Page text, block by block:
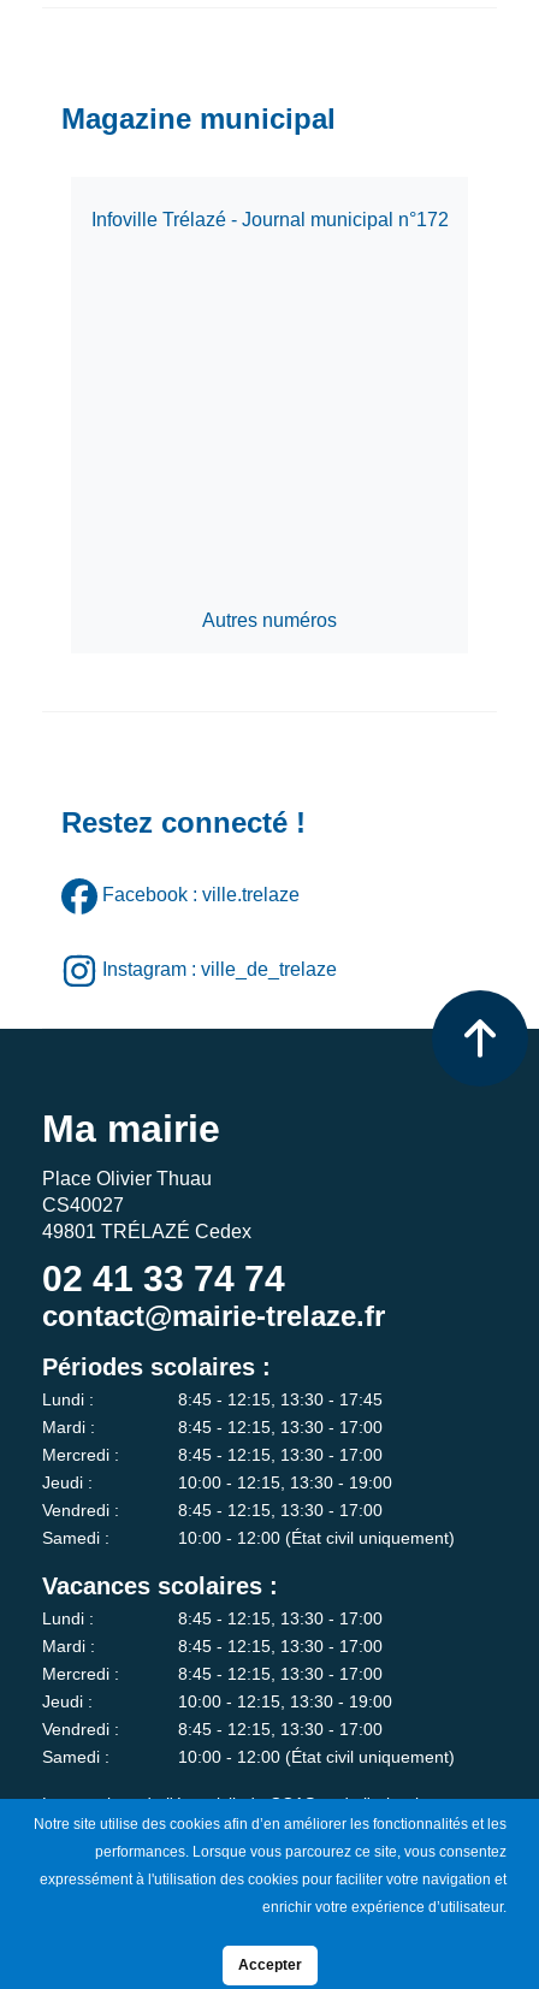
Magazine municipal
Infoville Trélazé - Journal municipal n°172
Autres numéros
Restez connecté !
Facebook : ville.trelaze
Instagram : ville_de_trelaze
Ma mairie
Place Olivier Thuau
CS40027
49801 TRÉLAZÉ Cedex
02 41 33 74 74
contact@mairie-trelaze.fr
Périodes scolaires :
Lundi :
8:45 - 12:15, 13:30 - 17:45
Mardi :
8:45 - 12:15, 13:30 - 17:00
Mercredi :
8:45 - 12:15, 13:30 - 17:00
Jeudi :
10:00 - 12:15, 13:30 - 19:00
Vendredi :
8:45 - 12:15, 13:30 - 17:00
Samedi :
10:00 - 12:00 (État civil uniquement)
Vacances scolaires :
Lundi :
8:45 - 12:15, 13:30 - 17:00
Mardi :
8:45 - 12:15, 13:30 - 17:00
Mercredi :
8:45 - 12:15, 13:30 - 17:00
Jeudi :
10:00 - 12:15, 13:30 - 19:00
Vendredi :
8:45 - 12:15, 13:30 - 17:00
Samedi :
10:00 - 12:00 (État civil uniquement)
Les services de l'état-civil, du CCAS et de l'urbanisme sont
fermés au public le lundi matin.
Je m'abonne à la newsletter
Notre site utilise des cookies afin d’en améliorer les fonctionnalités et les
performances. Lorsque vous parcourez ce site, vous consentez
expressément à l'utilisation des cookies pour faciliter votre navigation et
enrichir votre expérience d’utilisateur.
Accepter